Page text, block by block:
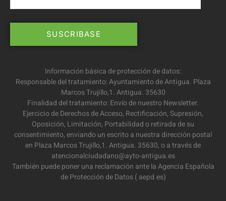
Información básica de protección de datos:
Responsable del tratamiento: Ayuntamiento de Antigua. Plaza
Marcos Trujillo,1. Antigua. 35630
Finalidad del tratamiento: Envío de nuestro Newsletter.
Ejercicio de Derechos de Acceso, Rectificación, Supresión,
Oposición, Limitación, Portabilidad o retirada de su
consentimiento, enviando un escrito a nuestra dirección postal
en Plaza Marcos Trujillo,1. Antigua. 35630, o a través de
atencionalciudadano@ayto-antigua.es
También puede poner una reclamación ante la Agencia Española
de Protección de Datos ( aepd.es)